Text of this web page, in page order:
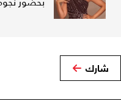
شارك